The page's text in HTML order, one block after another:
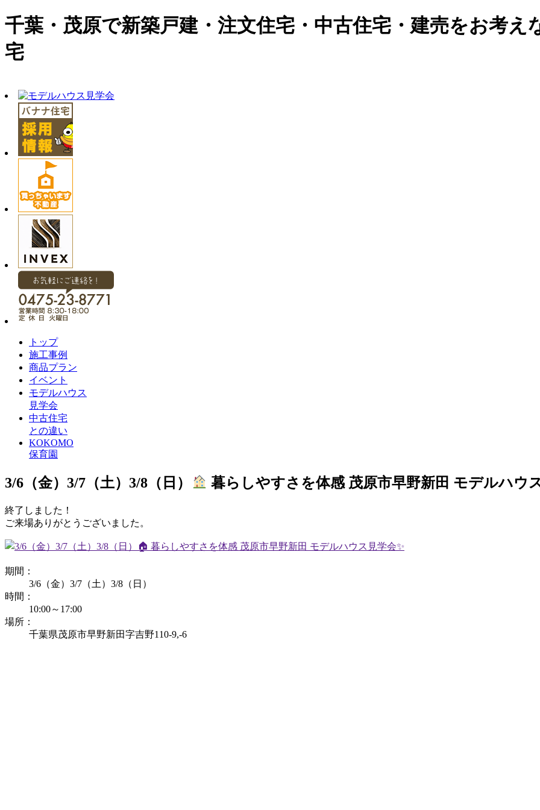
千葉・茂原で新築戸建・注文住宅・中古住宅・建売をお考
宅
トップ
施工事例
商品プラン
イベント
モデルハウス
見学会
中古住宅
との違い
KOKOMO
保育園
3/6（金）3/7（土）3/8（日） 暮らしやすさを体感 茂原市早野新田 モデルハウ
終了しました！
ご来場ありがとうございました。
期間：
3/6（金）3/7（土）3/8（日）
時間：
10:00～17:00
場所：
千葉県茂原市早野新田字吉野110-9,-6